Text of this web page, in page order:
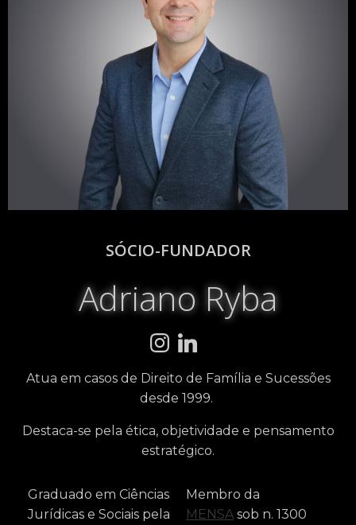
SÓCIO-FUNDADOR
Adriano Ryba
Atua em casos de Direito de Família e Sucessões
desde 1999.
Destaca-se pela ética, objetividade e pensamento
estratégico.
Graduado em Ciências
Jurídicas e Sociais pela
Membro da
MENSA sob n. 1300